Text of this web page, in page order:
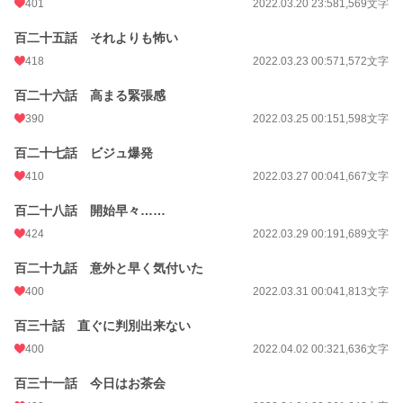
401 2022.03.20 23:581,569文字
百二十五話 それよりも怖い
418 2022.03.23 00:571,572文字
百二十六話 高まる緊張感
390 2022.03.25 00:151,598文字
百二十七話 ビジュ爆発
410 2022.03.27 00:041,667文字
百二十八話 開始早々……
424 2022.03.29 00:191,689文字
百二十九話 意外と早く気付いた
400 2022.03.31 00:041,813文字
百三十話 直ぐに判別出来ない
400 2022.04.02 00:321,636文字
百三十一話 今日はお茶会